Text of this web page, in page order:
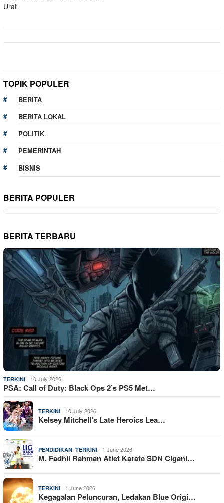
Urat
TOPIK POPULER
BERITA
BERITA LOKAL
POLITIK
PEMERINTAH
BISNIS
BERITA POPULER
BERITA TERBARU
TERKINI 10 July 2026
PSA: Call of Duty: Black Ops 2’s PS5 Met…
TERKINI 10 July 2026
Kelsey Mitchell’s Late Heroics Lea…
PENDIDIKAN TERKINI 1 June 2026
M. Fadhil Rahman Atlet Karate SDN Cigani…
TERKINI 1 June 2026
Kegagalan Peluncuran, Ledakan Blue Origi…